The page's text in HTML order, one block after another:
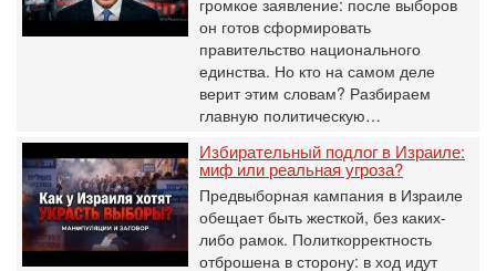
он готов сформировать
правительство национального
единства. Но кто на самом деле
верит этим словам? Разбираем
главную политическую…
Избирательный подлог в Израиле:
миф или реальная угроза?
Предвыборная кампания в Израиле
обещает быть жесткой, без каких-
либо рамок. Политкорректность
отброшена в сторону: в ход идут